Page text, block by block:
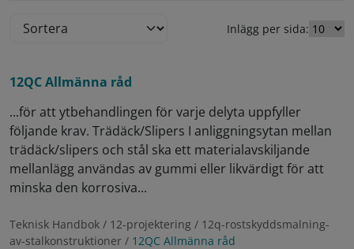
Inlägg per sida:
12QC Allmänna råd
...för att ytbehandlingen för varje delyta uppfyller
följande krav. Trädäck/Slipers I anliggningsytan mellan
trädäck/slipers och stål ska ett materialavskiljande
mellanlägg användas av gummi eller likvärdigt för att
minska den korrosiva...
Teknisk Handbok / 12-projektering / 12q-rostskyddsmalning-
av-stalkonstruktioner / 12QC Allmänna råd